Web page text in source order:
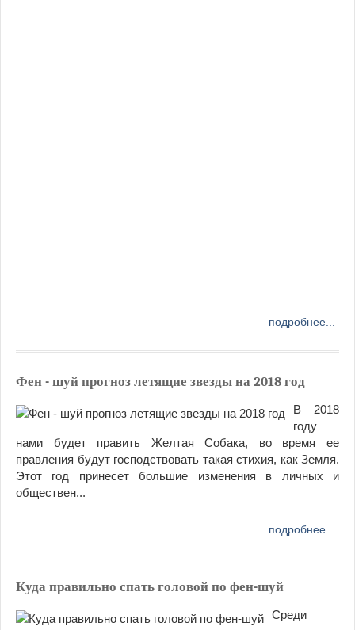
подробнее...
Фен - шуй прогноз летящие звезды на 2018 год
В 2018
году
нами будет править Желтая Собака, во время ее
правления будут господствовать такая стихия, как Земля.
Этот год принесет большие изменения в личных и
обществен...
подробнее...
Куда правильно спать головой по фен-шуй
Среди